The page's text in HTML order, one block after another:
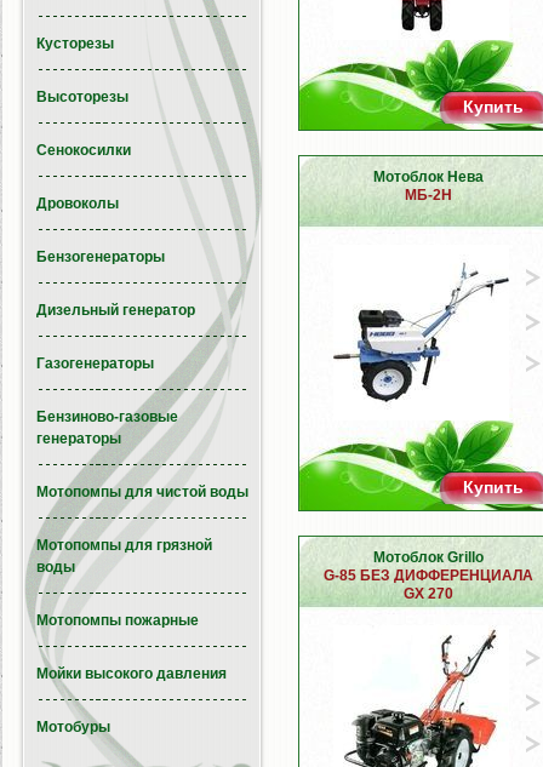
Купить
Мотоблок Нева
МБ-2Н
Купить
Мотоблок Grillo
G-85 БЕЗ ДИФФЕРЕНЦИАЛА
GX 270
Кусторезы
Высоторезы
Сенокосилки
Дровоколы
Бензогенераторы
Дизельный генератор
Газогенераторы
Бензиново-газовые
генераторы
Мотопомпы для чистой воды
Мотопомпы для грязной
воды
Мотопомпы пожарные
Мойки высокого давления
Мотобуры